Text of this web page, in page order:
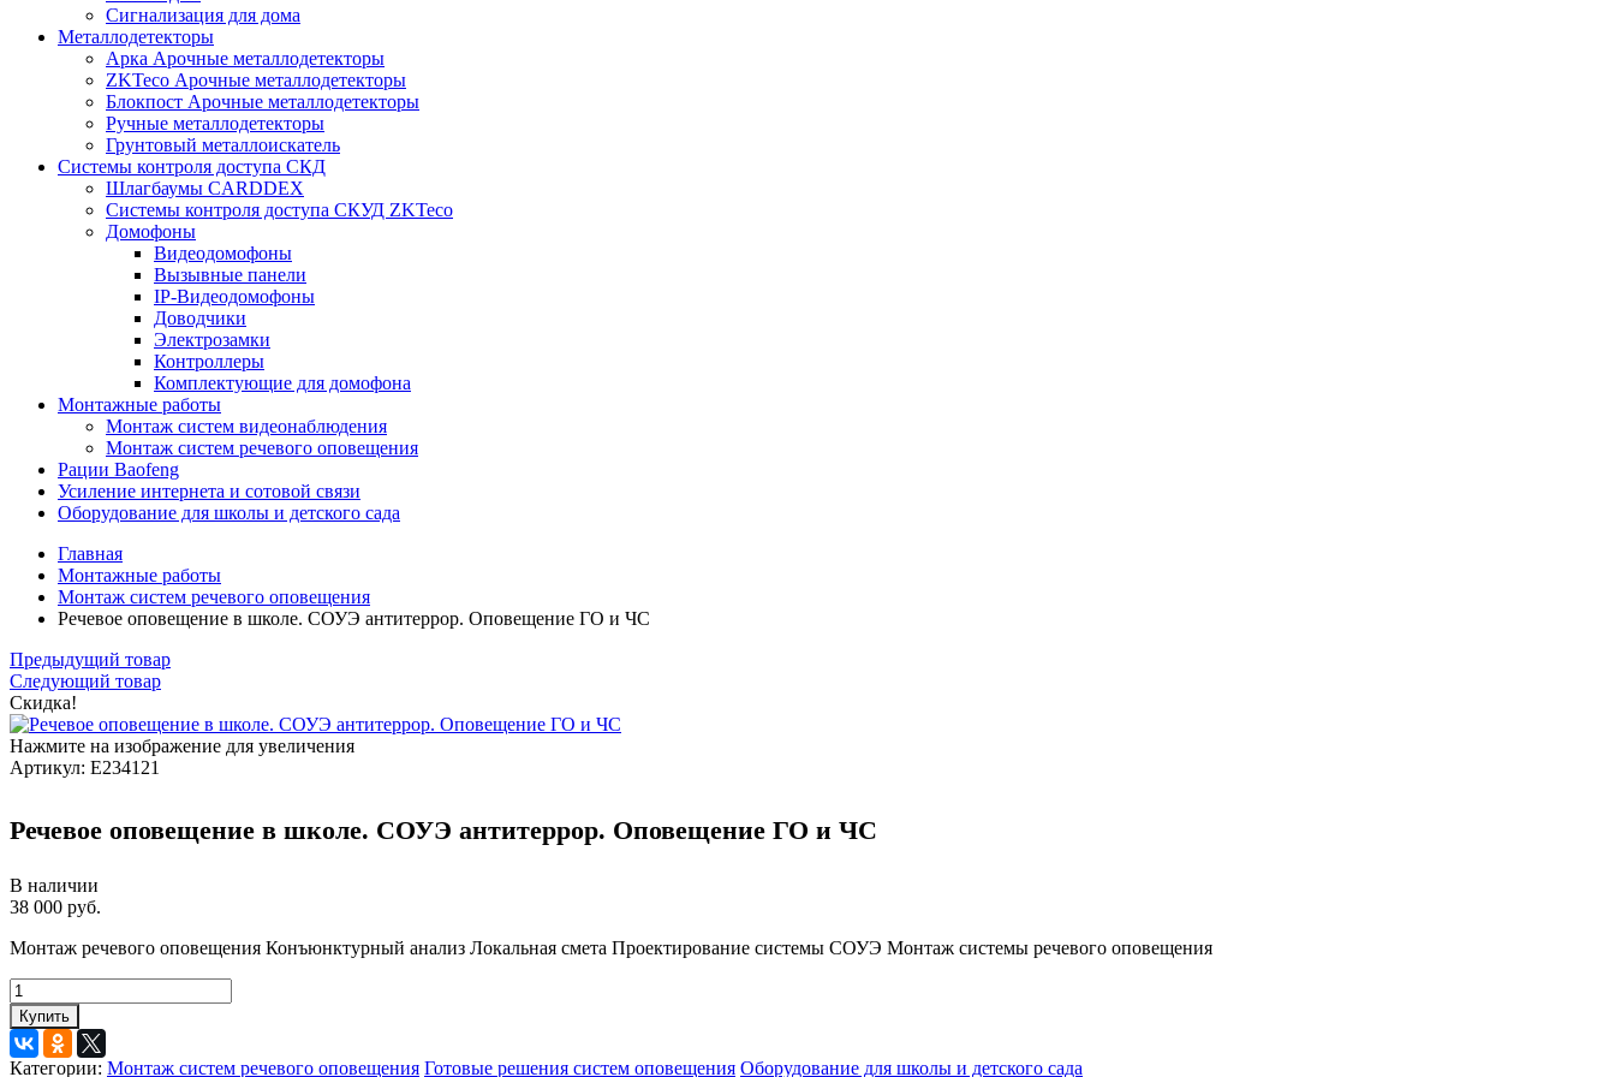
Сигнализация для дома
Металлодетекторы
Арка Арочные металлодетекторы
ZKTeco Арочные металлодетекторы
Блокпост Арочные металлодетекторы
Ручные металлодетекторы
Грунтовый металлоискатель
Системы контроля доступа СКД
Шлагбаумы CARDDEX
Системы контроля доступа СКУД ZKTeco
Домофоны
Видеодомофоны
Вызывные панели
IP-Видеодомофоны
Доводчики
Электрозамки
Контроллеры
Комплектующие для домофона
Монтажные работы
Монтаж систем видеонаблюдения
Монтаж систем речевого оповещения
Рации Baofeng
Усиление интернета и сотовой связи
Оборудование для школы и детского сада
Главная
Монтажные работы
Монтаж систем речевого оповещения
Речевое оповещение в школе. СОУЭ антитеррор. Оповещение ГО и ЧС
Предыдущий товар
Следующий товар
Скидка!
Нажмите на изображение для увеличения
Артикул: Е234121
Речевое оповещение в школе. СОУЭ антитеррор. Оповещение ГО и ЧС
В наличии
38 000 руб.
Монтаж речевого оповещения Конъюнктурный анализ Локальная смета Проектирование системы СОУЭ Монтаж системы речевого оповещения
Купить
Категории: Монтаж систем речевого оповещения Готовые решения систем оповещения Оборудование для школы и детского сада